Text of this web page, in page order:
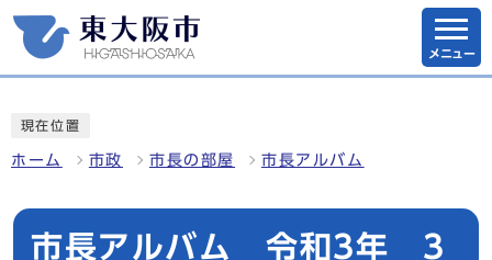
メニュー
現在位置
ホーム 市政 市長の部屋 市長アルバム
市長アルバム 令和3年 3